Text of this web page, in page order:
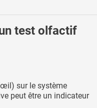
test olfactif
sur le système
peut être un indicateur